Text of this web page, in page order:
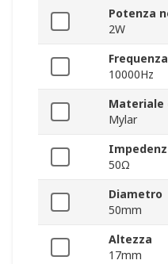
Potenza
2W
Frequenza
10000Hz
Materiale
Mylar
50Ω
Diametro
50mm
Altezza
17mm